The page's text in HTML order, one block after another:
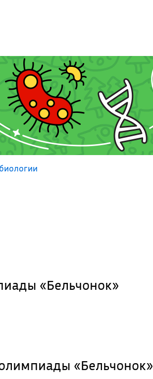
«Бельчонок»
«Бельчонок»